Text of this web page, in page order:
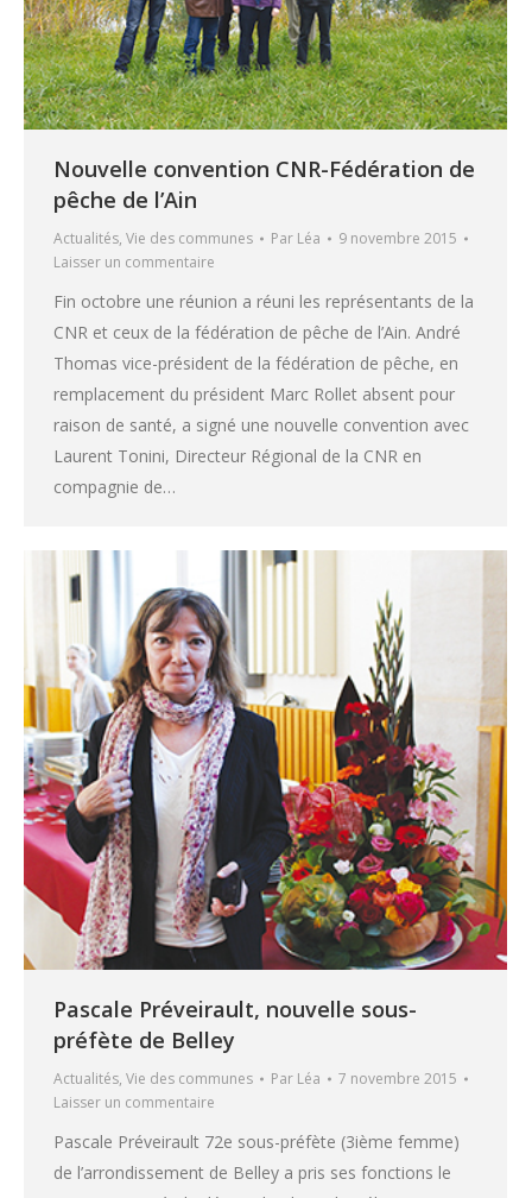
Nouvelle convention CNR-Fédération de
pêche de l’Ain
Actualités, Vie des communes Par Léa
9 novembre 2015
Laisser un commentaire
Fin octobre une réunion a réuni les représentants de la
CNR et ceux de la fédération de pêche de l’Ain. André
Thomas vice-président de la fédération de pêche, en
remplacement du président Marc Rollet absent pour
raison de santé, a signé une nouvelle convention avec
Laurent Tonini, Directeur Régional de la CNR en
compagnie de…
Pascale Préveirault, nouvelle sous-
préfète de Belley
Actualités, Vie des communes Par Léa
7 novembre 2015
Laisser un commentaire
Pascale Préveirault 72e sous-préfète (3ième femme)
de l’arrondissement de Belley a pris ses fonctions le